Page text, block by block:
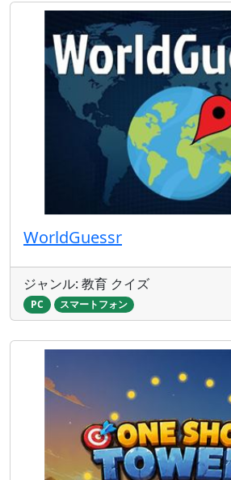
WorldGuessr
ジャンル: 教育 クイズ
PC スマートフォン